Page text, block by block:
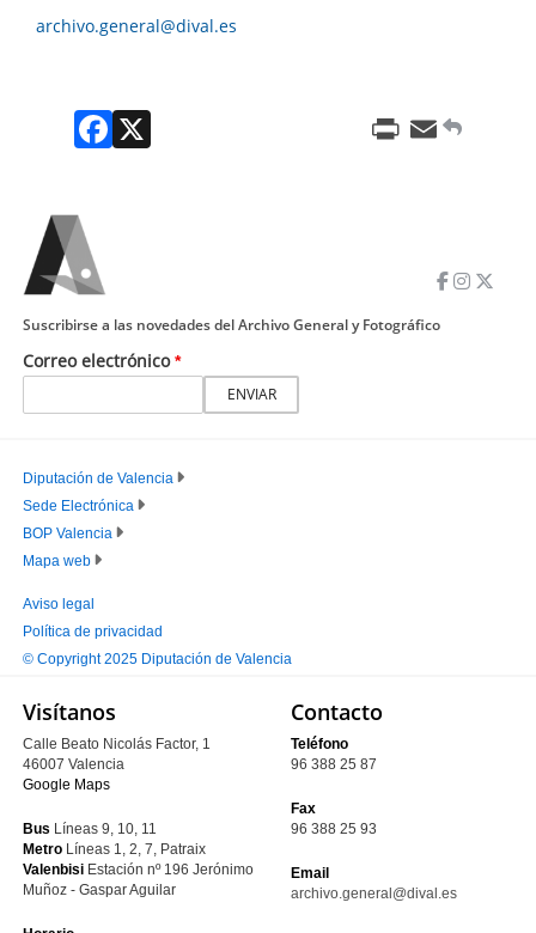
archivo.general@dival.es
Facebook PrintEmail
Correo electrónico
Suscribirse a las novedades del Archivo General y Fotográfico
PIE
PRINCIPAL
Diputación de Valencia
Sede Electrónica
BOP Valencia
Mapa web
PIE
SECUNDARIO
Aviso legal
Política de privacidad
© Copyright 2025 Diputación de Valencia
Visítanos
Calle Beato Nicolás Factor, 1
46007 Valencia
Google Maps
Bus Líneas 9, 10, 11
Metro Líneas 1, 2, 7, Patraix
Valenbisi Estación nº 196 Jerónimo
Muñoz - Gaspar Aguilar
Contacto
Teléfono
96 388 25 87
Fax
96 388 25 93
Email
archivo.general@dival.es